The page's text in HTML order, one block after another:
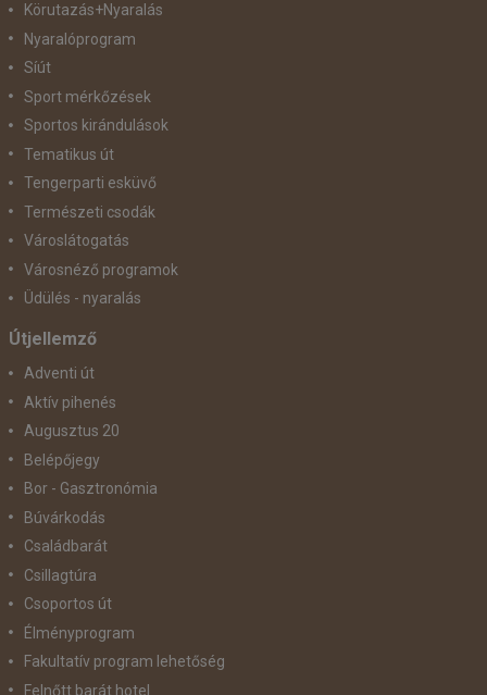
Körutazás+Nyaralás
Nyaralóprogram
Síút
Sport mérkőzések
Sportos kirándulások
Tematikus út
Tengerparti esküvő
Természeti csodák
Városlátogatás
Városnéző programok
Üdülés - nyaralás
Útjellemző
Adventi út
Aktív pihenés
Augusztus 20
Belépőjegy
Bor - Gasztronómia
Búvárkodás
Családbarát
Csillagtúra
Csoportos út
Élményprogram
Fakultatív program lehetőség
Felnőtt barát hotel